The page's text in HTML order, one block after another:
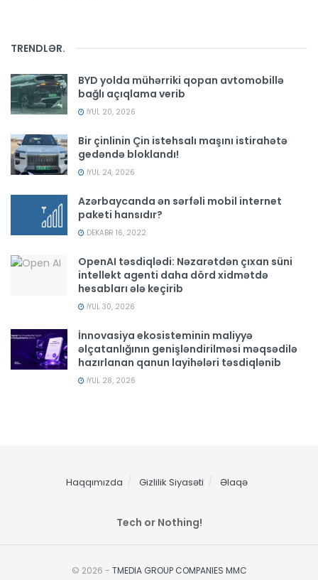
TRENDLƏR.
BYD yolda mühərriki qopan avtomobillə
bağlı açıqlama verib
İYUL 20, 2026
Bir çinlinin Çin istehsalı maşını istirahətə
gedəndə bloklandı!
İYUL 24, 2026
Azərbaycanda ən sərfəli mobil internet
paketi hansıdır?
DEKABR 16, 2022
OpenAI təsdiqlədi: Nəzarətdən çıxan süni
intellekt agenti daha dörd xidmətdə
hesabları ələ keçirib
İYUL 30, 2026
İnnovasiya ekosisteminin maliyyə
əlçatanlığının genişləndirilməsi məqsədilə
hazırlanan qanun layihələri təsdiqlənib
İYUL 28, 2026
Haqqımızda Gizlilik Siyasəti Əlaqə
Tech or Nothing!
© 2026 - TMEDIA GROUP COMPANIES MMC